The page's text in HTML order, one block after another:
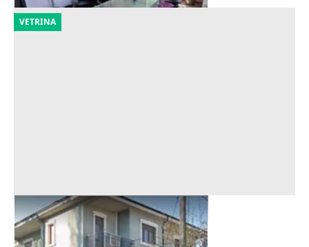
VETRINA
Asta Ufficio al piano terra
Offerta minima
54.350 €